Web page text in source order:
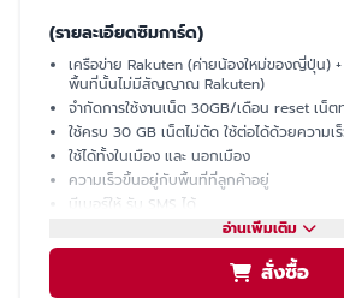
(รายละเอียดซิมการ์ด)
เครือข่าย Rakuten (ค่ายน้องใหม่ของญี่ปุ่น)
พื้นที่นั้นไม่มีสัญญาณ Rakuten)
จำกัดการใช้งานเน็ต 30GB/เดือน reset เน็
ใช้ครบ 30 GB เน็ตไม่ตัด ใช้ต่อได้ด้วยความเ
ใช้ได้ทั้งในเมือง และ นอกเมือง
ความเร็วขึ้นอยู่กับพื้นที่ที่ลูกค้าอยู่
มีเบอร์ให้ รับ SMS ได้
โทรเข้า-ออก ไม่ได้ ต้องโทรผ่าน LINE
แชร์ hotspot ไม่ได้
บริการหลังการขายโดย ทีมงานคนไทย
อ่านเพิ่มเติม
สั่งซื้อ